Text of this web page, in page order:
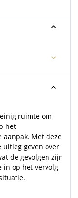
ruimte om
het
aanpak. Met deze
uitleg geven over
de gevolgen zijn
in op het vervolg